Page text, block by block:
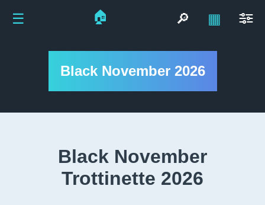
Black November 2026
Black November
Trottinette 2026
☰ 🏠 🔎 ▦